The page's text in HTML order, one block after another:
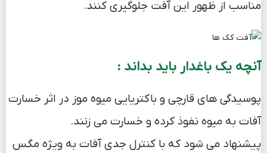
مناسب از ظهور این آفت جلوگیری کنند.
آنچه یک باغدار باید بداند :
پوسیدگی های قارچی و باکتریایی میوه موز در اثر خسارت
آفات به میوه نفوذ کرده و خسارت می زنند.
پیشنهاد می شود که با کنترل جدی آفات به ویژه مگس